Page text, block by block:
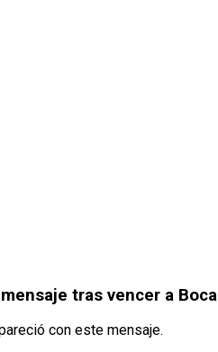
tras vencer a Boca
con este mensaje.